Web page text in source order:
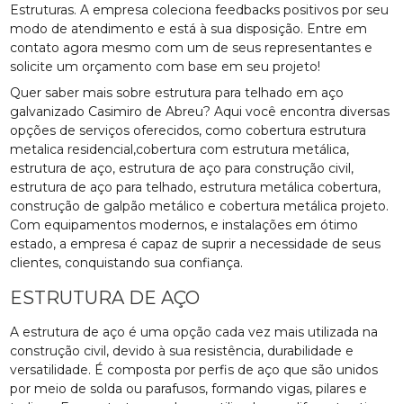
Estruturas. A empresa coleciona feedbacks positivos por seu
modo de atendimento e está à sua disposição. Entre em
contato agora mesmo com um de seus representantes e
solicite um orçamento com base em seu projeto!
Quer saber mais sobre estrutura para telhado em aço
galvanizado Casimiro de Abreu? Aqui você encontra diversas
opções de serviços oferecidos, como cobertura estrutura
metalica residencial,cobertura com estrutura metálica,
estrutura de aço, estrutura de aço para construção civil,
estrutura de aço para telhado, estrutura metálica cobertura,
construção de galpão metálico e cobertura metálica projeto.
Com equipamentos modernos, e instalações em ótimo
estado, a empresa é capaz de suprir a necessidade de seus
clientes, conquistando sua confiança.
ESTRUTURA DE AÇO
A estrutura de aço é uma opção cada vez mais utilizada na
construção civil, devido à sua resistência, durabilidade e
versatilidade. É composta por perfis de aço que são unidos
por meio de solda ou parafusos, formando vigas, pilares e